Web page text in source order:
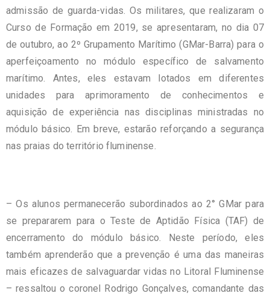
admissão de guarda-vidas. Os militares, que realizaram o
Curso de Formação em 2019, se apresentaram, no dia 07
de outubro, ao 2º Grupamento Marítimo (GMar-Barra) para o
aperfeiçoamento no módulo específico de salvamento
marítimo. Antes, eles estavam lotados em diferentes
unidades para aprimoramento de conhecimentos e
aquisição de experiência nas disciplinas ministradas no
módulo básico. Em breve, estarão reforçando a segurança
nas praias do território fluminense.
– Os alunos permanecerão subordinados ao 2° GMar para
se prepararem para o Teste de Aptidão Física (TAF) de
encerramento do módulo básico. Neste período, eles
também aprenderão que a prevenção é uma das maneiras
mais eficazes de salvaguardar vidas no Litoral Fluminense
– ressaltou o coronel Rodrigo Gonçalves, comandante das